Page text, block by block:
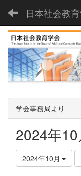
日本社会教
学会事務局より
2024年
2024年10月